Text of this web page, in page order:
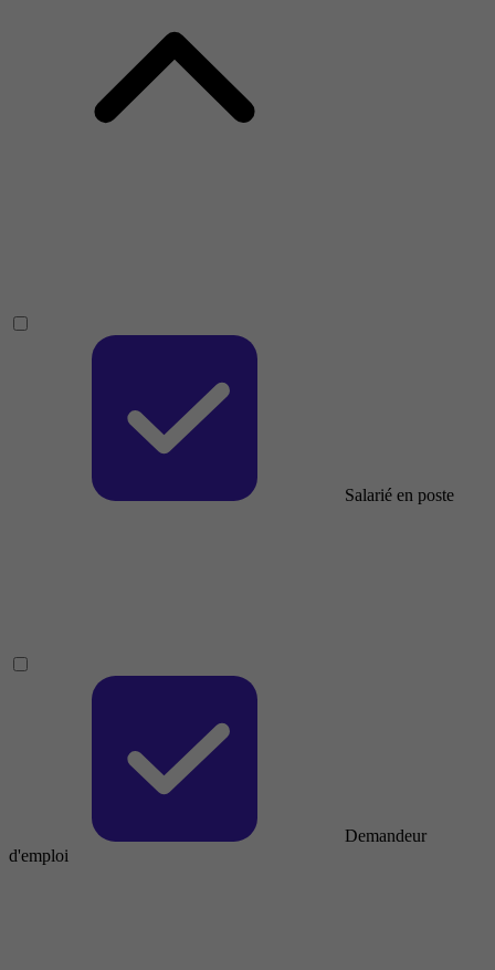
Salarié en poste
Demandeur
d'emploi